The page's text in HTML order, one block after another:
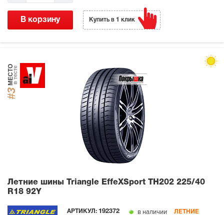
В корзину Купить в 1 клик
#3
МЕСТОв тесте
Летние шины Triangle EffeXSport TH202 225/40
R18 92Y
АРТИКУЛ: 192372 в наличии ЛЕТНИЕ